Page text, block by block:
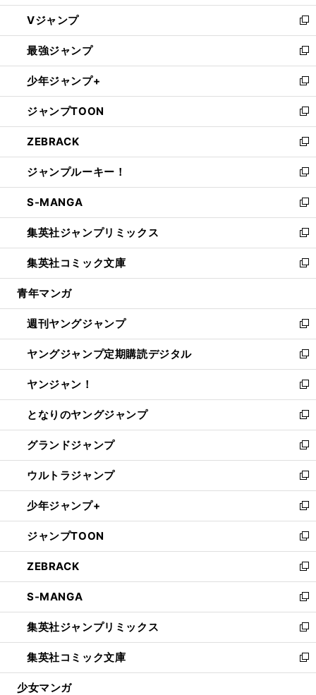
ウ
ィ
ン
ド
ウ
で
開
く
し
い
ウ
ィ
ン
ド
ウ
で
開
く
Vジャンプ
新
し
い
ウ
ィ
ン
ド
ウ
で
開
く
最強ジャンプ
新
し
い
ウ
ィ
ン
ド
ウ
で
開
く
少年ジャンプ+
新
し
い
ウ
ィ
ン
ド
ウ
で
開
く
ジャンプTOON
新
し
い
ウ
ィ
ン
ド
ウ
で
開
く
ZEBRACK
新
し
い
ウ
ィ
ン
ド
ウ
で
開
ジャンプルーキー！
新
し
い
ウ
ィ
ン
ド
ウ
開
く
S-MANGA
新
し
い
ウ
ィ
ン
ウ
で
開
く
集英社ジャンプリミックス
新
し
い
ウ
ン
ド
ウ
で
開
く
集英社コミック文庫
新
し
ウ
ィ
ン
ド
ウ
で
開
く
青年マンガ
週刊ヤングジャンプ
新
し
い
ウ
ィ
ン
ド
ウ
で
開
く
ヤングジャンプ定期購読デジタル
新
し
い
ウ
ィ
ン
ド
ウ
で
開
く
ヤンジャン！
新
し
い
ウ
ィ
ン
ド
ウ
で
開
く
となりのヤングジャンプ
新
し
い
ウ
ィ
ン
ド
ウ
で
開
く
グランドジャンプ
新
し
い
ウ
ィ
ン
ド
ウ
で
開
く
ウルトラジャンプ
新
し
い
ウ
ィ
ン
ド
ウ
で
開
く
少年ジャンプ+
新
し
い
ウ
ィ
ン
ド
ウ
で
開
く
ジャンプTOON
新
し
い
ウ
ィ
ン
ド
ウ
で
開
ZEBRACK
新
し
い
ウ
ィ
ン
ド
ウ
S-MANGA
新
し
い
ウ
ィ
ン
集英社ジャンプリミックス
新
し
い
ウ
集英社コミック文庫
新
し
少女マンガ